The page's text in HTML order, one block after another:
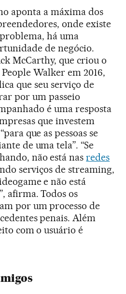
aponta a máxima dos
onde existe
há uma
de negócio.
McCarthy, que criou o
Walker em 2016,
que seu serviço de
por um passeio
é uma resposta
que investem
que as pessoas se
de uma tela”. “Se
não está nasredes
serviços de streaming,
e não está
afirma. Todos os
por um processo de
penais. Além
com o usuário é